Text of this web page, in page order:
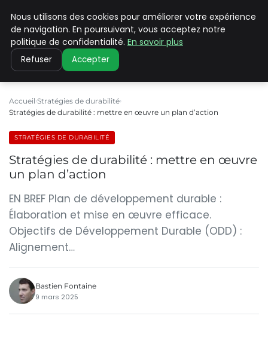
CLIMATE C ADVANCED
Accueil Stratégies de durabilité
Stratégies de durabilité : mettre en œuvre un plan d’action
STRATÉGIES DE DURABILITÉ
Stratégies de durabilité : mettre en œuvre
un plan d’action
EN BREF Plan de développement durable :
Élaboration et mise en œuvre efficace.
Objectifs de Développement Durable (ODD) :
Alignement…
Bastien Fontaine
9 mars 2025
Nous utilisons des cookies pour améliorer votre expérience
de navigation. En poursuivant, vous acceptez notre
politique de confidentialité. En savoir plus
Refuser Accepter